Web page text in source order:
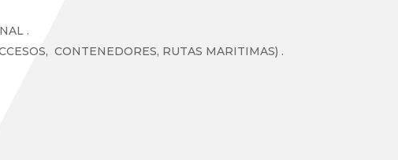
.
CONTENEDORES, RUTAS MARITIMAS) .